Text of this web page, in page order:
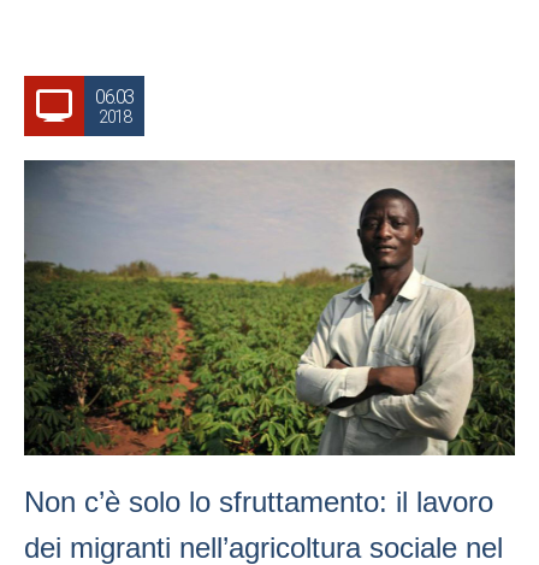
06.03
2018
Non c’è solo lo sfruttamento: il lavoro
dei migranti nell’agricoltura sociale nel